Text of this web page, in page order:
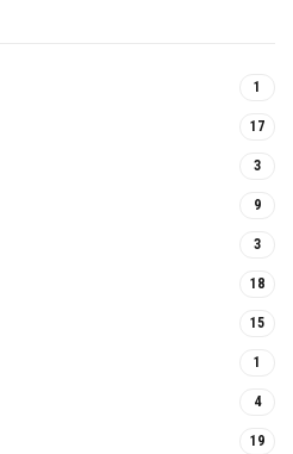
1
17
3
9
3
18
15
1
4
19